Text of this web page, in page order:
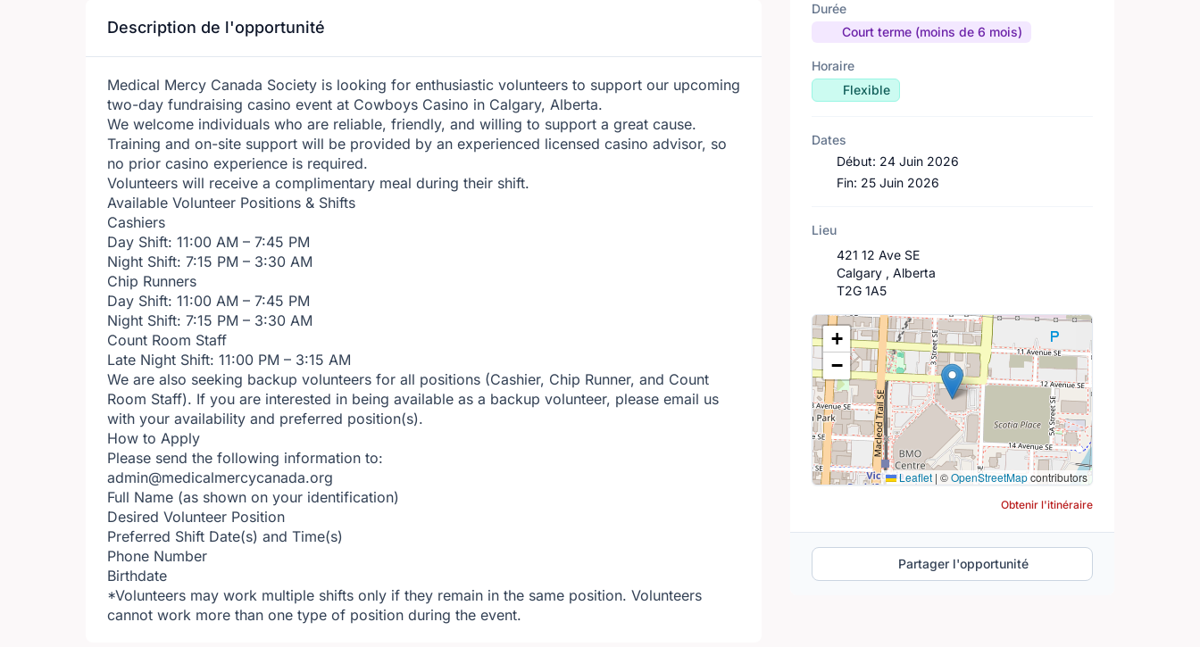
Description de l'opportunité
Medical Mercy Canada Society is looking for enthusiastic volunteers to support our upcoming
two-day fundraising casino event at Cowboys Casino in Calgary, Alberta.
We welcome individuals who are reliable, friendly, and willing to support a great cause.
Training and on-site support will be provided by an experienced licensed casino advisor, so
no prior casino experience is required.
Volunteers will receive a complimentary meal during their shift.
Available Volunteer Positions & Shifts
Cashiers
Day Shift: 11:00 AM – 7:45 PM
Night Shift: 7:15 PM – 3:30 AM
Chip Runners
Day Shift: 11:00 AM – 7:45 PM
Night Shift: 7:15 PM – 3:30 AM
Count Room Staff
Late Night Shift: 11:00 PM – 3:15 AM
We are also seeking backup volunteers for all positions (Cashier, Chip Runner, and Count
Room Staff). If you are interested in being available as a backup volunteer, please email us
with your availability and preferred position(s).
How to Apply
Please send the following information to:
admin@medicalmercycanada.org
Full Name (as shown on your identification)
Desired Volunteer Position
Preferred Shift Date(s) and Time(s)
Phone Number
Birthdate
*Volunteers may work multiple shifts only if they remain in the same position. Volunteers
cannot work more than one type of position during the event.
Durée
Court terme (moins de 6 mois)
Horaire
Flexible
Dates
Début: 24 Juin 2026
Fin: 25 Juin 2026
Lieu
421 12 Ave SE
Calgary , Alberta
T2G 1A5
Lieu
+
−
Leaflet | ©OpenStreetMapcontributors
Obtenir l'itinéraire
Partager l'opportunité